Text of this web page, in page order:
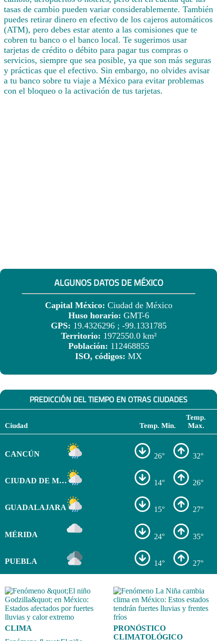
tasas de cambio pueden variar considerablemente. También
puedes retirar dinero en efectivo de los cajeros automáticos
(ATM), pero debes estar atento a las comisiones que te
cobren tu banco o el banco local. Te sugerimos usar
tarjetas de crédito o débito para pagar tus compras o
servicios, siempre que sea posible, ya que son más seguras
y prácticas que el efectivo. Sin embargo, no olvides avisar
a tu banco sobre tu viaje a México para evitar problemas
con el bloqueo o la activación de tus tarjetas.
ALGUNOS DATOS DE MÉXICO
Capital México: Ciudad de México
Huso horario: GMT-6
GPS: 19.4326296 ; -99.1331785
Territorio: 1972550.0 km²
Población: 112468855
ISO, códigos: MX
PREDICCIÓN DEL TIEMPO EN OTRAS CIUDADES
Ciudad Temp. Min.
Temp.
Max.
CANCÚN 26° 32°
CIUDAD DE MÉXICO 14° 26°
GUADALAJARA 15° 27°
MÉRIDA 24° 35°
PUEBLA 14° 27°
CLIMA
PRONÓSTICO
CLIMATOLÓGICO